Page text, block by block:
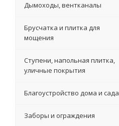
Дымоходы, вентканалы
Брусчатка и плитка для
мощения
Ступени, напольная плитка,
уличные покрытия
Благоустройство дома и сада
Заборы и ограждения